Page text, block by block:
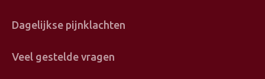
Dagelijkse pijnklachten
Veel gestelde vragen